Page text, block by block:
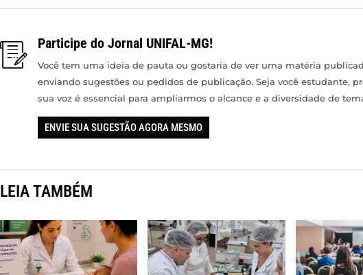
Participe do Jornal UNIFAL-MG!
Você tem uma ideia de pauta ou gostaria de ver uma matéria
enviando sugestões ou pedidos de publicação. Seja você estudante,
sua voz é essencial para ampliarmos o alcance e a diversidade de
ENVIE SUA SUGESTÃO AGORA MESMO
LEIA TAMBÉM